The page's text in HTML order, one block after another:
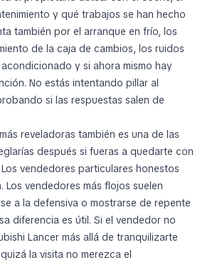
y qué trabajos se han hecho
también por el arranque en frío, los
de la caja de cambios, los ruidos
y si ahora mismo hay
No estás intentando pillar al
si las respuestas salen de
reveladoras también es una de las
después si fueras a quedarte con
Los vendedores particulares honestos
Los vendedores más flojos suelen
a la defensiva o mostrarse de repente
diferencia es útil. Si el vendedor no
Lancer más allá de tranquilizarte
la visita no merezca el